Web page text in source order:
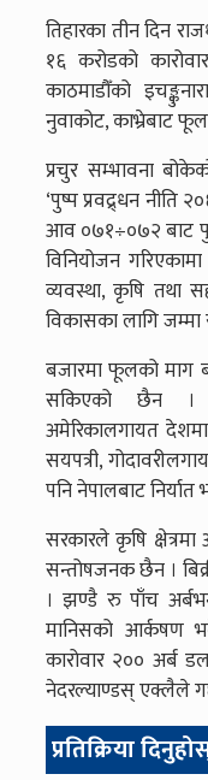
तिहारका तीन दिन
१६ करोडको
काठमाडौँको
नुवाकोट, काभ्रेबाट फूल
प्रचुर सम्भावना
‘पुष्प प्रवद्र्धन नीति
आव ०७१÷०७२ बाट
विनियोजन
व्यवस्था, कृषि तथा
विकासका लागि
बजारमा फूलको माग
सकिएको छैन ।
अमेरिकालगायत
सयपत्री,
पनि नेपालबाट
सरकारले कृषि
सन्तोषजनक छैन ।
। झण्डै रु पाँच
मानिसको आर्कषण
कारोवार २०० अर्ब
नेदरल्याण्डस् एक्लैले
प्रतिक्रिया